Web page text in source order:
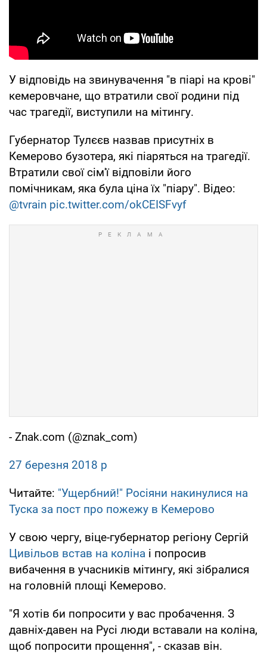
У відповідь на звинувачення "в піарі на крові"
кемеровчане, що втратили свої родини під
час трагедії, виступили на мітингу.
Губернатор Тулєєв назвав присутніх в
Кемерово бузотера, які піаряться на трагедії.
Втратили свої сім'ї відповіли його
помічникам, яка була ціна їх "піару". Відео:
@tvrain pic.twitter.com/okCEISFvyf
- Znak.com (@znak_com)
27 березня 2018 р
Читайте: "Ущербний!" Росіяни накинулися на
Туска за пост про пожежу в Кемерово
У свою чергу, віце-губернатор регіону Сергій
Цивільов встав на коліна і попросив
вибачення в учасників мітингу, які зібралися
на головній площі Кемерово.
"Я хотів би попросити у вас пробачення. З
давніх-давен на Русі люди вставали на коліна,
щоб попросити прощення", - сказав він.